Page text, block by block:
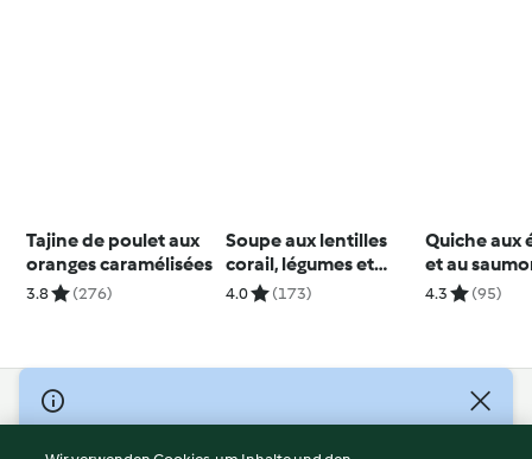
Tajine de poulet aux
oranges caramélisées
3.8 (276)
Soupe aux lentilles
corail, légumes et
saucisses
4.0 (173)
Quiche aux
et au
4.3 (95)
© Copyright 2026